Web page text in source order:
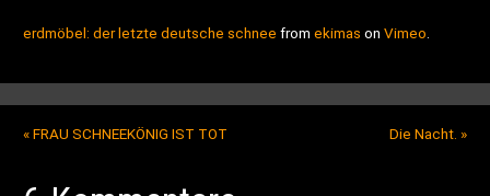
erdmöbel: der letzte deutsche schnee fromekimas onVimeo.
«FRAU SCHNEEKÖNIG IST TOT Die Nacht. »